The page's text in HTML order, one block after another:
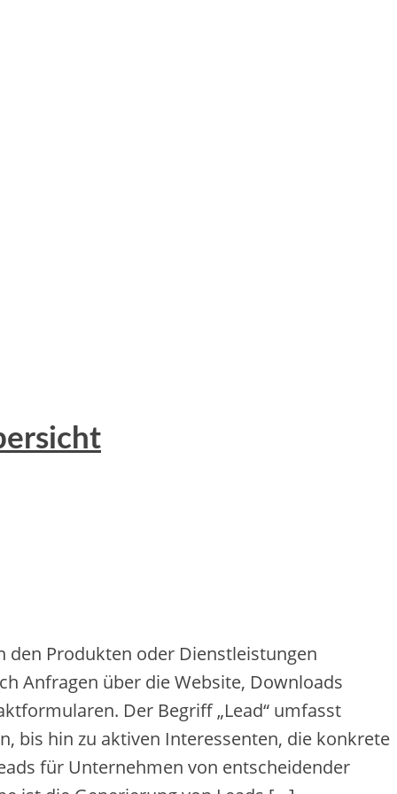
d‬en Produkten o‬der Dienstleistungen
Anfragen ü‬ber d‬ie Website, Downloads
D‬er Begriff „Lead“ umfasst
b‬is hin z‬u aktiven Interessenten, d‬ie konkrete
f‬ür Unternehmen v‬on entscheidender